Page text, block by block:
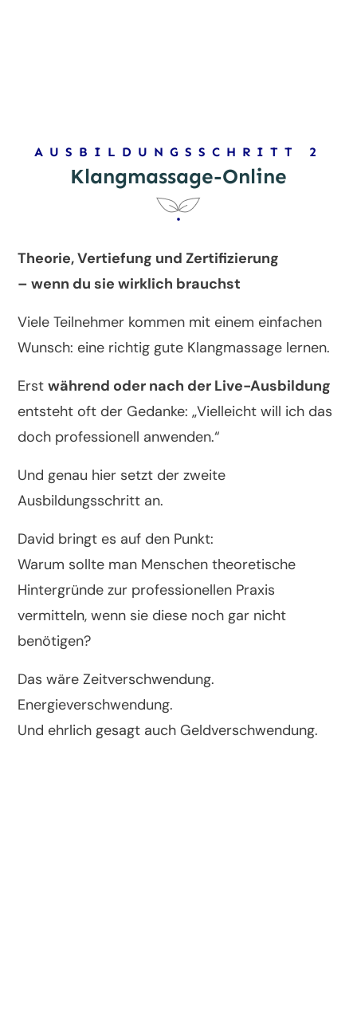
AUSBILDUNGSSCHRITT 2
Klangmassage-Online
Theorie, Vertiefung und Zertifizierung
– wenn du sie wirklich brauchst
Viele Teilnehmer kommen mit einem einfachen
Wunsch: eine richtig gute Klangmassage lernen.
Erst während oder nach der Live-Ausbildung
entsteht oft der Gedanke: „Vielleicht will ich das
doch professionell anwenden.“
Und genau hier setzt der zweite
Ausbildungsschritt an.
David bringt es auf den Punkt:
Warum sollte man Menschen theoretische
Hintergründe zur professionellen Praxis
vermitteln, wenn sie diese noch gar nicht
benötigen?
Das wäre Zeitverschwendung.
Energieverschwendung.
Und ehrlich gesagt auch Geldverschwendung.